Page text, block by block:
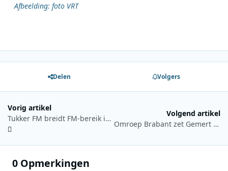
Afbeelding: foto VRT
Delen Volgers
Vorig artikel
Tukker FM breidt FM-bereik in Oost-Groningen uit met nieuwe zender
Volgend artikel
Omroep Brabant zet Gemert centraal tijdens Dag van de Zachte G
0 Opmerkingen